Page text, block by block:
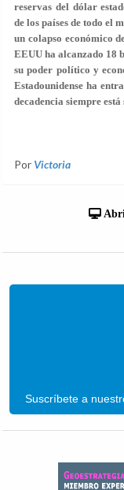
reservas del dólar
de los países de todo el
un colapso económico
EEUU ha alcanzado 18
su poder político y
Estadounidense ha
decadencia siempre
Por Victoria
Suscríbete a